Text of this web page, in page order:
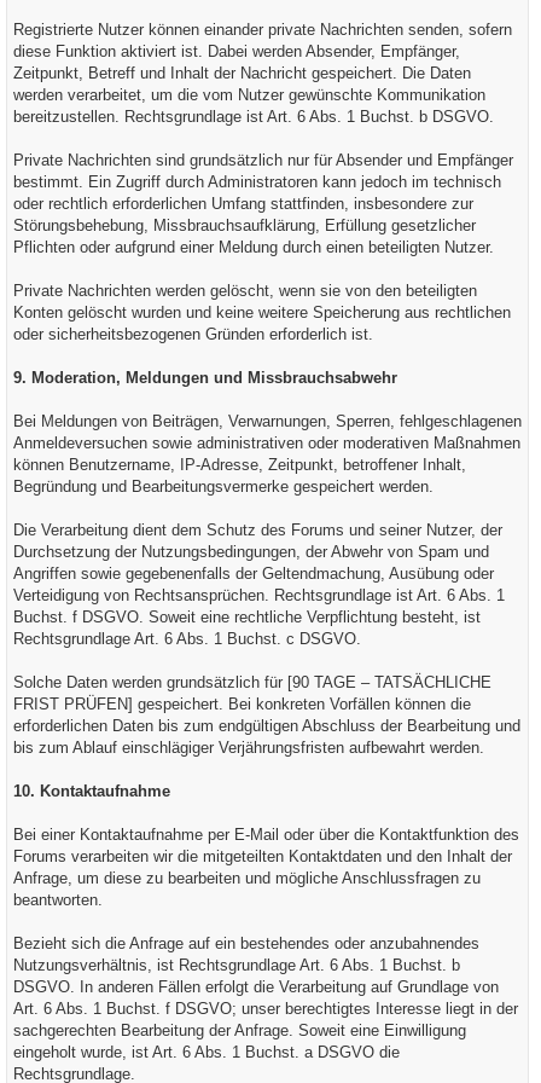
Registrierte Nutzer können einander private Nachrichten senden, sofern
diese Funktion aktiviert ist. Dabei werden Absender, Empfänger,
Zeitpunkt, Betreff und Inhalt der Nachricht gespeichert. Die Daten
werden verarbeitet, um die vom Nutzer gewünschte Kommunikation
bereitzustellen. Rechtsgrundlage ist Art. 6 Abs. 1 Buchst. b DSGVO.
Private Nachrichten sind grundsätzlich nur für Absender und Empfänger
bestimmt. Ein Zugriff durch Administratoren kann jedoch im technisch
oder rechtlich erforderlichen Umfang stattfinden, insbesondere zur
Störungsbehebung, Missbrauchsaufklärung, Erfüllung gesetzlicher
Pflichten oder aufgrund einer Meldung durch einen beteiligten Nutzer.
Private Nachrichten werden gelöscht, wenn sie von den beteiligten
Konten gelöscht wurden und keine weitere Speicherung aus rechtlichen
oder sicherheitsbezogenen Gründen erforderlich ist.
9. Moderation, Meldungen und Missbrauchsabwehr
Bei Meldungen von Beiträgen, Verwarnungen, Sperren, fehlgeschlagenen
Anmeldeversuchen sowie administrativen oder moderativen Maßnahmen
können Benutzername, IP-Adresse, Zeitpunkt, betroffener Inhalt,
Begründung und Bearbeitungsvermerke gespeichert werden.
Die Verarbeitung dient dem Schutz des Forums und seiner Nutzer, der
Durchsetzung der Nutzungsbedingungen, der Abwehr von Spam und
Angriffen sowie gegebenenfalls der Geltendmachung, Ausübung oder
Verteidigung von Rechtsansprüchen. Rechtsgrundlage ist Art. 6 Abs. 1
Buchst. f DSGVO. Soweit eine rechtliche Verpflichtung besteht, ist
Rechtsgrundlage Art. 6 Abs. 1 Buchst. c DSGVO.
Solche Daten werden grundsätzlich für [90 TAGE – TATSÄCHLICHE
FRIST PRÜFEN] gespeichert. Bei konkreten Vorfällen können die
erforderlichen Daten bis zum endgültigen Abschluss der Bearbeitung und
bis zum Ablauf einschlägiger Verjährungsfristen aufbewahrt werden.
10. Kontaktaufnahme
Bei einer Kontaktaufnahme per E-Mail oder über die Kontaktfunktion des
Forums verarbeiten wir die mitgeteilten Kontaktdaten und den Inhalt der
Anfrage, um diese zu bearbeiten und mögliche Anschlussfragen zu
beantworten.
Bezieht sich die Anfrage auf ein bestehendes oder anzubahnendes
Nutzungsverhältnis, ist Rechtsgrundlage Art. 6 Abs. 1 Buchst. b
DSGVO. In anderen Fällen erfolgt die Verarbeitung auf Grundlage von
Art. 6 Abs. 1 Buchst. f DSGVO; unser berechtigtes Interesse liegt in der
sachgerechten Bearbeitung der Anfrage. Soweit eine Einwilligung
eingeholt wurde, ist Art. 6 Abs. 1 Buchst. a DSGVO die
Rechtsgrundlage.